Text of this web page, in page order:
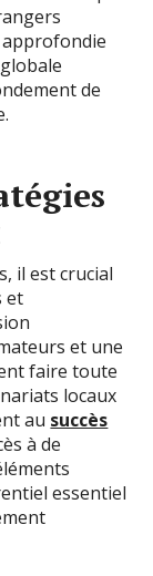
approfondie
de
il est crucial
et
et une
faire toute
locaux
au succès
à de
essentiel